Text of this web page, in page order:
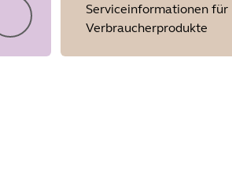
Serviceinformationen für
Verbraucherprodukte